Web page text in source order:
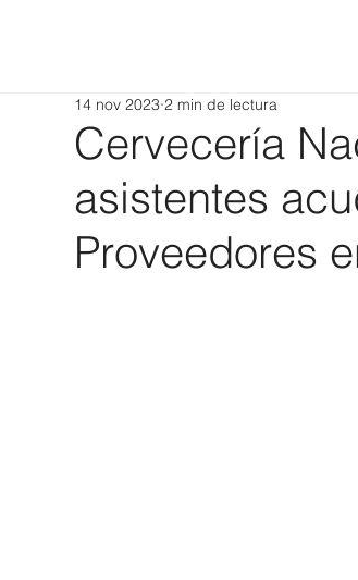
Cervecería
asistentes
Proveedores
14 nov 2023 2 min de lectura